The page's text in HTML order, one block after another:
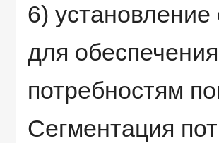
6) установление
для
потребностям
Сегментация